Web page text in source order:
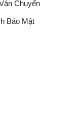
Chuyển
Bảo Mật